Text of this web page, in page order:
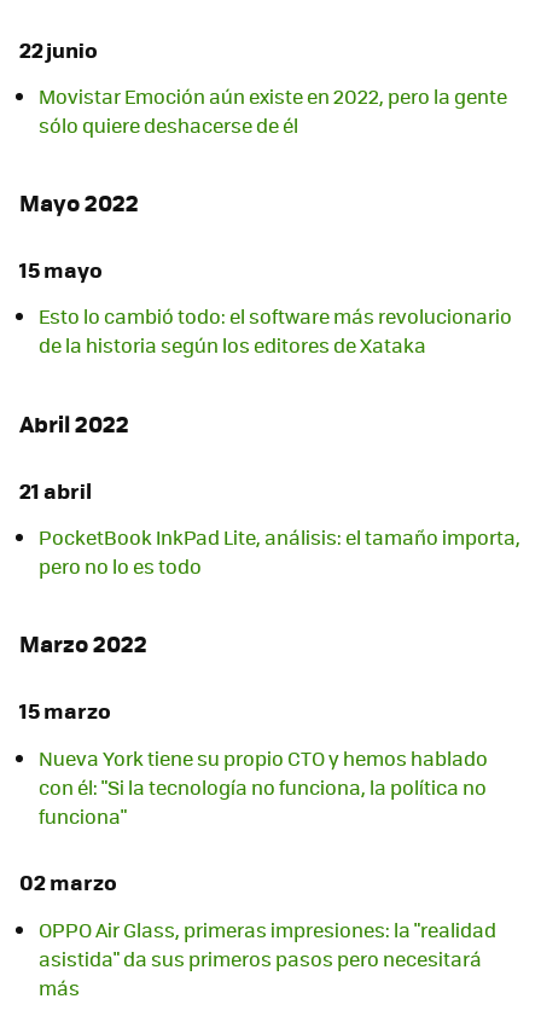
22 junio
Movistar Emoción aún existe en 2022, pero la gente
sólo quiere deshacerse de él
Mayo 2022
15 mayo
Esto lo cambió todo: el software más revolucionario
de la historia según los editores de Xataka
Abril 2022
21 abril
PocketBook InkPad Lite, análisis: el tamaño importa,
pero no lo es todo
Marzo 2022
15 marzo
Nueva York tiene su propio CTO y hemos hablado
con él: "Si la tecnología no funciona, la política no
funciona"
02 marzo
OPPO Air Glass, primeras impresiones: la "realidad
asistida" da sus primeros pasos pero necesitará
más